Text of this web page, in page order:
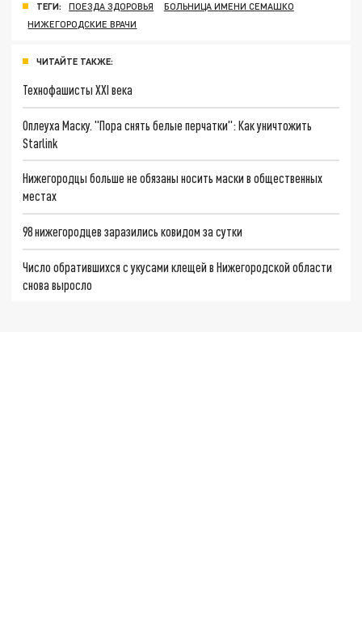
ТЕГИ: ПОЕЗДА ЗДОРОВЬЯ
БОЛЬНИЦА ИМЕНИ СЕМАШКО
НИЖЕГОРОДСКИЕ ВРАЧИ
ЧИТАЙТЕ ТАКЖЕ:
Технофашисты XXI века
Оплеуха Маску. "Пора снять белые перчатки": Как уничтожить
Starlink
Нижегородцы больше не обязаны носить маски в общественных
местах
98 нижегородцев заразились ковидом за сутки
Число обратившихся с укусами клещей в Нижегородской области
снова выросло